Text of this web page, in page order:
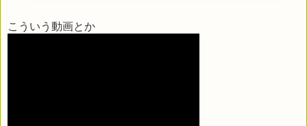
こういう動画とか